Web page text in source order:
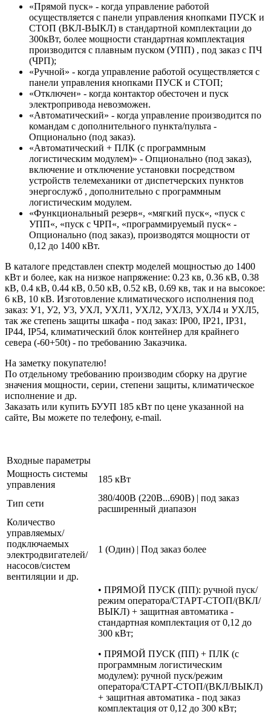
«Прямой пуск» - когда управление работой
осуществляется с панели управления кнопками ПУСК и
СТОП (ВКЛ-ВЫКЛ) в стандартной комплектации до
300кВт, более мощности стандартная комплектация
производится с плавным пуском (УПП) , под заказ с ПЧ
(ЧРП);
«Ручной» - когда управление работой осуществляется с
панели управления кнопками ПУСК и СТОП;
«Отключен» - когда контактор обесточен и пуск
электропривода невозможен.
«Автоматический» - когда управление производится по
командам с дополнительного пункта/пульта -
Опционально (под заказ).
«Автоматический + ПЛК (с программным
логистическим модулем)» - Опционально (под заказ),
включение и отключение установки посредством
устройств телемеханики от диспетчерских пунктов
энергослужб , дополнительно с программным
логистическим модулем.
«Функциональный резерв«, «мягкий пуск«, «пуск с
УПП«, «пуск с ЧРП«, «программируемый пуск« -
Опционально (под заказ), производятся мощности от
0,12 до 1400 кВт.
В каталоге представлен спектр моделей мощностью до 1400
кВт и более, как на низкое напряжение: 0.23 кв, 0.36 кВ, 0.38
кВ, 0.4 кВ, 0.44 кВ, 0.50 кВ, 0.52 кВ, 0.69 кв, так и на высокое:
6 кВ, 10 кВ. Изготовление климатического исполнения под
заказ: У1, У2, У3, УХЛ, УХЛ1, УХЛ2, УХЛ3, УХЛ4 и УХЛ5,
так же степень защиты шкафа - под заказ: IP00, IP21, IP31,
IP44, IP54, климатический блок контейнер для крайнего
севера (-60+50t) - по требованию Заказчика.
На заметку покупателю!
По отдельному требованию производим сборку на другие
значения мощности, серии, степени защиты, климатическое
исполнение и др.
Заказать или купить БУУП 185 кВт по цене указанной на
сайте, Вы можете по телефону, e-mail.
Входные параметры
Мощность системы
управления
185 кВт
Тип сети
380/400В (220В...690В) | под заказ
расширенный диапазон
Количество
управляемых/
подключаемых
электродвигателей/
насосов/систем
вентиляции и др.
1 (Один) | Под заказ более
• ПРЯМОЙ ПУСК (ПП): ручной пуск/
режим оператора/СТАРТ-СТОП/(ВКЛ/
ВЫКЛ) + защитная автоматика -
стандартная комплектация от 0,12 до
300 кВт;
• ПРЯМОЙ ПУСК (ПП) + ПЛК (с
программным логистическим
модулем): ручной пуск/режим
оператора/СТАРТ-СТОП/(ВКЛ/ВЫКЛ)
+ защитная автоматика - под заказ
комплектация от 0,12 до 300 кВт;